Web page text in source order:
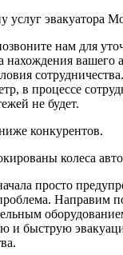
услуг эвакуатора
нам для
нахождения вашего
в процессе
не будет.
конкурентов.
колеса
просто
Направим
и быструю